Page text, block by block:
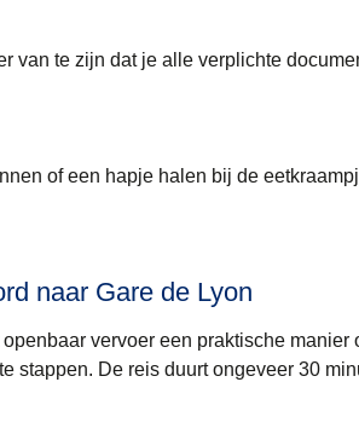
van te zijn dat je alle verplichte
of een hapje halen bij de
naar Gare de Lyon
vervoer een praktische manier
stappen. De reis duurt ongeveer30